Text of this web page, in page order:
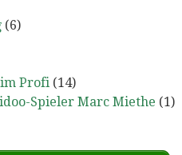
(6)
Profi (14)
Spieler Marc Miethe (1)